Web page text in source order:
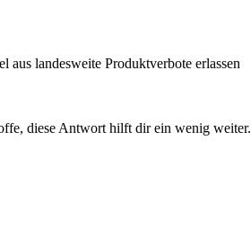
aus landesweite Produktverbote erlassen
diese Antwort hilft dir ein wenig weiter.